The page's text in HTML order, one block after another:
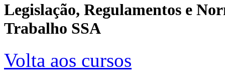
Legislação, Regulamentos e
Trabalho SSA
Volta aos cursos